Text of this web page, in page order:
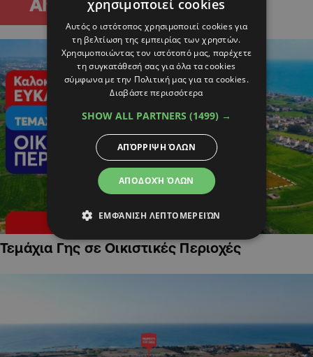
Τεμάχια Γης σε Οικιστικές Περιοχές
χρησιμοποιεί cookies
Αυτός ο ιστότοπος χρησιμοποιεί cookies για
τη βελτίωση της εμπειρίας των χρηστών.
Χρησιμοποιώντας τον ιστότοπό μας, παρέχετε
τη συγκατάθεσή σας για όλα τα cookies
σύμφωνα με την Πολιτική μας για τα cookies.
Διαβάστε περισσότερα
SHOW ALL PARTNERS (1499) →
ΑΠΟΔΟΧΉ ΌΛΩΝ
ΑΠΌΡΡΙΨΗ ΌΛΩΝ
ΕΜΦΆΝΙΣΗ ΛΕΠΤΟΜΕΡΕΙΏΝ